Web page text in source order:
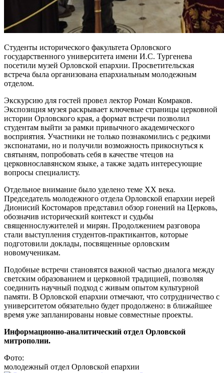
Студенты исторического факультета Орловского
государственного университета имени И.С. Тургенева
посетили музей Орловской епархии. Просветительская
встреча была организована епархиальным молодежным
отделом.
Экскурсию для гостей провел лектор Роман Комраков.
Экспозиция музея раскрывает ключевые страницы церковной
истории Орловского края, а формат встречи позволил
студентам выйти за рамки привычного академического
восприятия. Участники не только познакомились с редкими
экспонатами, но и получили возможность прикоснуться к
святыням, попробовать себя в качестве чтецов на
церковнославянском языке, а также задать интересующие
вопросы специалисту.
Отдельное внимание было уделено теме XX века.
Председатель молодежного отдела Орловской епархии иерей
Дионисий Костомаров представил обзор гонений на Церковь,
обозначив исторический контекст и судьбы
священнослужителей и мирян. Продолжением разговора
стали выступления студентов-практикантов, которые
подготовили доклады, посвященные орловским
новомученикам.
Подобные встречи становятся важной частью диалога между
светским образованием и церковной традицией, позволяя
соединить научный подход с живым опытом культурной
памяти. В Орловской епархии отмечают, что сотрудничество с
университетом обязательно будет продолжено: в ближайшее
время уже запланированы новые совместные проекты.
Информационно-аналитический отдел Орловской
митрополии.
Фото:
молодежный отдел Орловской епархии